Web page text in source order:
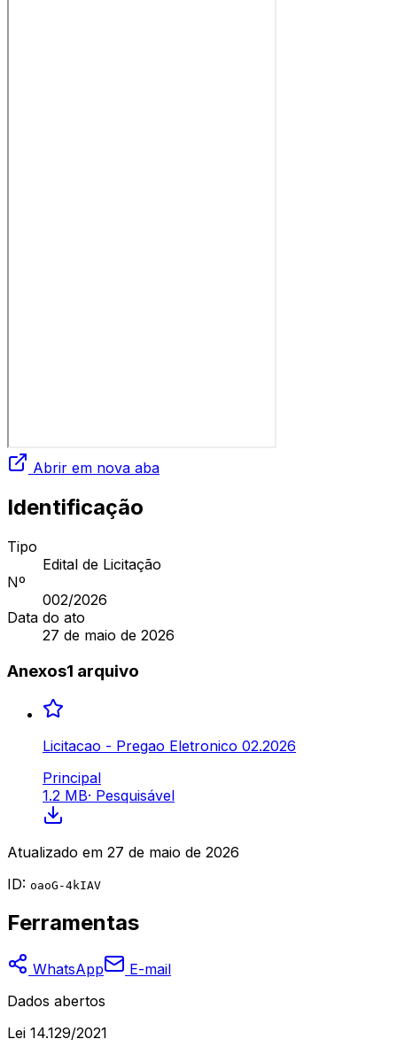
Abrir em nova aba
Identificação
Tipo
Edital de Licitação
Nº
002/2026
Data do ato
27 de maio de 2026
Anexos1 arquivo
Licitacao - Pregao Eletronico 02.2026
Principal
1.2 MB· Pesquisável
Atualizado em 27 de maio de 2026
ID: oaoG-4kIAV
Ferramentas
WhatsApp
E-mail
Dados abertos
Lei 14.129/2021